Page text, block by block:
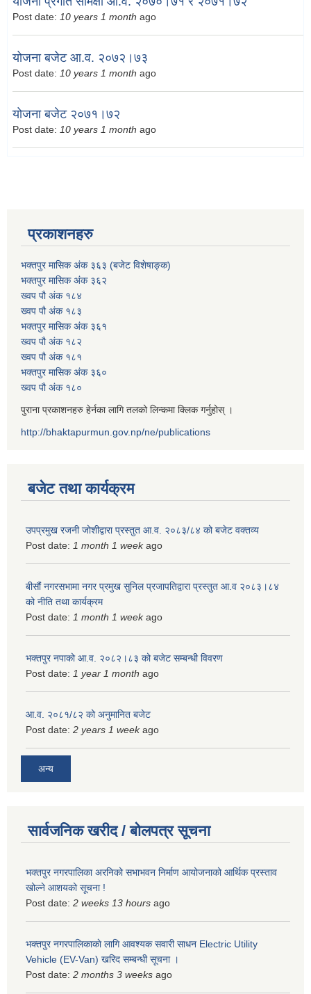
Post date: 10 years 1 month ago
योजना बजेट आ.व. २०७२।७३
Post date: 10 years 1 month ago
योजना बजेट २०७१।७२
Post date: 10 years 1 month ago
प्रकाशनहरु
भक्तपुर मासिक अंक ३६३ (बजेट विशेषाङ्क)
भक्तपुर मासिक अंक ३६२
ख्वप पौ अंक १८४
ख्वप पौ अंक १८३
भक्तपुर मासिक अंक ३६१
ख्वप पौ अंक १८२
ख्वप पौ अंक १८१
भक्तपुर मासिक अंक ३६०
ख्वप पौ अंक १८०
पुराना प्रकाशनहरु हेर्नका लागि तलको लिन्कमा क्लिक गर्नुहोस् ।
http://bhaktapurmun.gov.np/ne/publications
बजेट तथा कार्यक्रम
उपप्रमुख रजनी जोशीद्वारा प्रस्तुत आ.व. २०८३/८४ को बजेट वक्तव्य
Post date: 1 month 1 weekago
बीसौं नगरसभामा नगर प्रमुख सुनिल प्रजापतिद्वारा प्रस्तुत आ.व‍ २०८३।८४
को नीति तथा कार्यक्रम
Post date: 1 month 1 weekago
भक्तपुर नपाको आ.व. २०८२।८३ को बजेट सम्बन्धी विवरण
Post date: 1 year 1 month ago
आ.व. २०८१/८२ को अनुमानित बजेट
Post date: 2 years 1 weekago
अन्य
सार्वजनिक खरीद / बोलपत्र सूचना
भक्तपुर नगरपालिका अरनिको सभाभवन निर्माण आयोजनाको आर्थिक प्रस्ताव
खोल्ने आशयको सूचना !
Post date: 2 weeks 13 hours ago
भक्तपुर नगरपालिकाकाे लागि आवश्यक सवारी साधन Electric Utility
Vehicle (EV-Van) खरिद सम्बन्धी सूचना ।
Post date: 2 months 3 weeks ago